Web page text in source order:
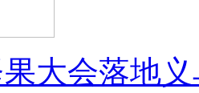
果大会落地